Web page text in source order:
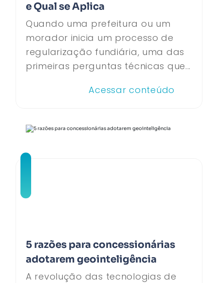
e Qual se Aplica
Quando uma prefeitura ou um
morador inicia um processo de
regularização fundiária, uma das
primeiras perguntas técnicas que...
Acessar conteúdo
5 razões para concessionárias
adotarem geointeligência
A revolução das tecnologias de